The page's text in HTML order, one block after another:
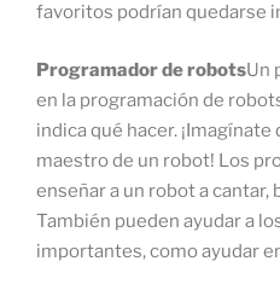
favoritos podrían quedarse
Programador de robotsUn
en la programación de
indica qué hacer.
maestro de un robot! Los
enseñar a un robot a cantar,
También pueden ayudar a
importantes, como ayudar